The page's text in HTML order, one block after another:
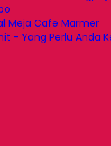
Meja Cafe Marmer
- Yang Perlu Anda